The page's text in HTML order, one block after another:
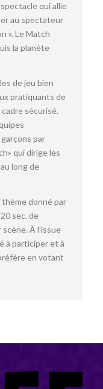
qui allie
au spectateur
». Le Match
la planète
de jeu bien
pratiquants de
sécurisé.
par
qui dirige les
long de
donné par
sec. de
À l’issue
à participer et à
en votant